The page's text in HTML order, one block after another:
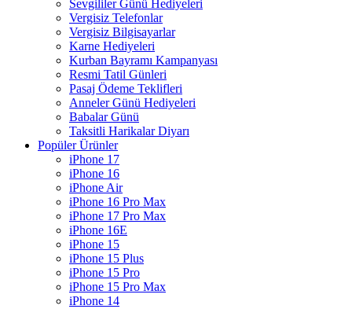
Sevgililer Günü Hediyeleri
Vergisiz Telefonlar
Vergisiz Bilgisayarlar
Karne Hediyeleri
Kurban Bayramı Kampanyası
Resmi Tatil Günleri
Pasaj Ödeme Teklifleri
Anneler Günü Hediyeleri
Babalar Günü
Taksitli Harikalar Diyarı
Popüler Ürünler
iPhone 17
iPhone 16
iPhone Air
iPhone 16 Pro Max
iPhone 17 Pro Max
iPhone 16E
iPhone 15
iPhone 15 Plus
iPhone 15 Pro
iPhone 15 Pro Max
iPhone 14